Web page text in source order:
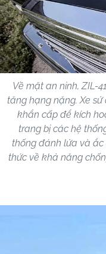
Về mặt an ninh, ZIL-
tăng hạng nặng. Xe
khẩn cấp để kích
trang bị các hệ
thống đánh lửa và ắc
thức về khả năng